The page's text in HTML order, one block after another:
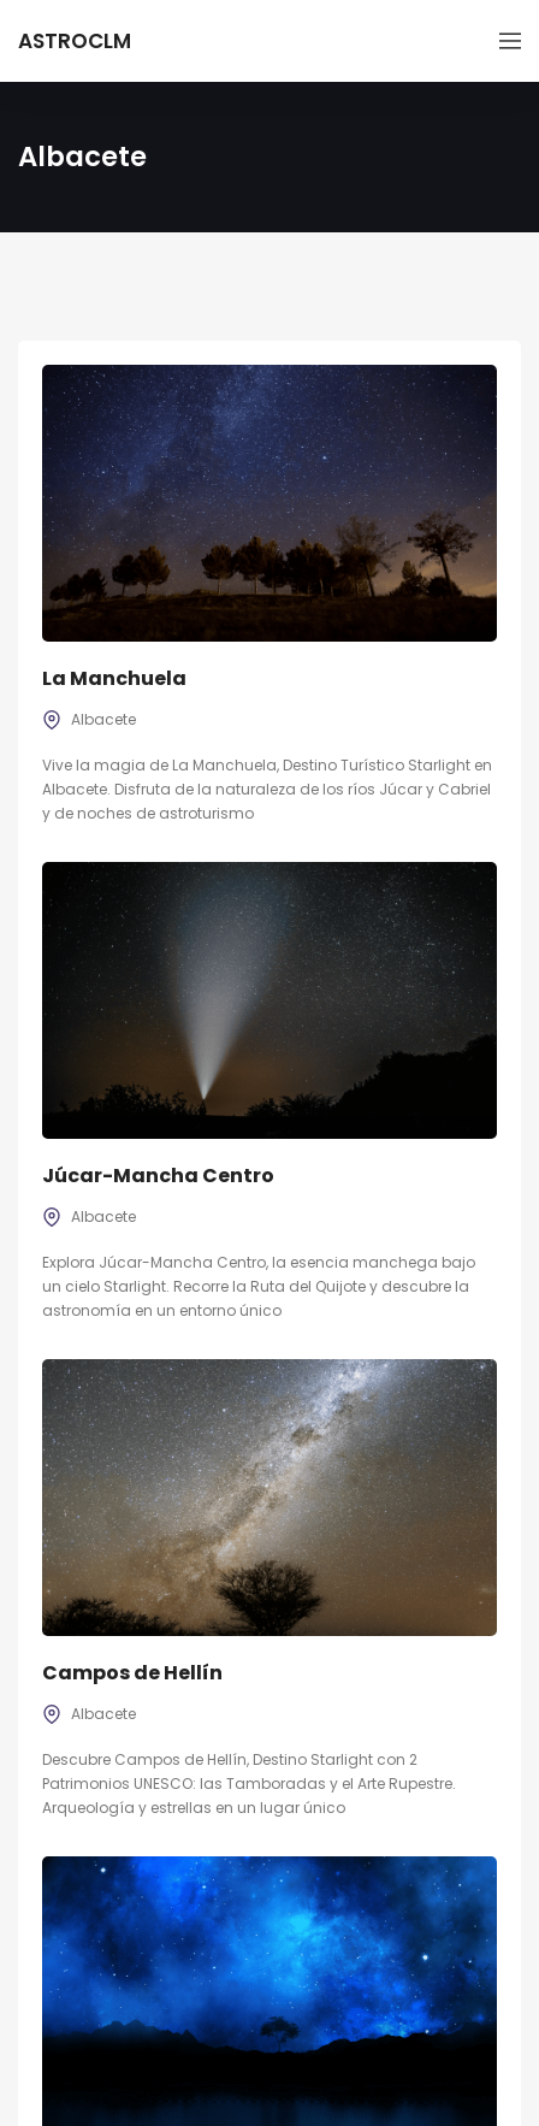
ASTROCLM
Albacete
La Manchuela
Albacete
Vive la magia de La Manchuela, Destino Turístico Starlight en
Albacete. Disfruta de la naturaleza de los ríos Júcar y Cabriel
y de noches de astroturismo
Júcar-Mancha Centro
Albacete
Explora Júcar-Mancha Centro, la esencia manchega bajo
un cielo Starlight. Recorre la Ruta del Quijote y descubre la
astronomía en un entorno único
Campos de Hellín
Albacete
Descubre Campos de Hellín, Destino Starlight con 2
Patrimonios UNESCO: las Tamboradas y el Arte Rupestre.
Arqueología y estrellas en un lugar único